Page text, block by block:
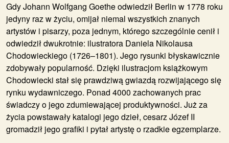
Gdy Johann Wolfgang Goethe odwiedził Berlin w 1778 roku
jedyny raz w życiu, omijał niemal wszystkich znanych
artystów i pisarzy, poza jednym, którego szczególnie cenił i
odwiedził dwukrotnie: ilustratora Daniela Nikolausa
Chodowieckiego (1726–1801). Jego rysunki błyskawicznie
zdobywały popularność. Dzięki ilustracjom książkowym
Chodowiecki stał się prawdziwą gwiazdą rozwijającego się
rynku wydawniczego. Ponad 4000 zachowanych prac
świadczy o jego zdumiewającej produktywności. Już za
życia powstawały katalogi jego dzieł, cesarz Józef II
gromadził jego grafiki i pytał artystę o rzadkie egzemplarze.